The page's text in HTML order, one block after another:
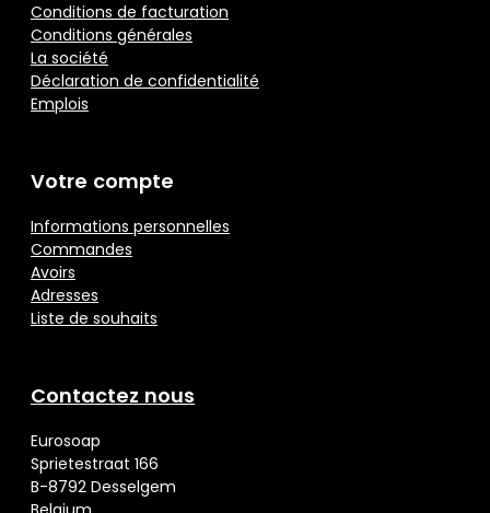
Conditions de facturation
Conditions générales
La société
Déclaration de confidentialité
Emplois
Votre compte
Informations personnelles
Commandes
Avoirs
Adresses
Liste de souhaits
Contactez nous
Eurosoap
Sprietestraat 166
B-8792 Desselgem